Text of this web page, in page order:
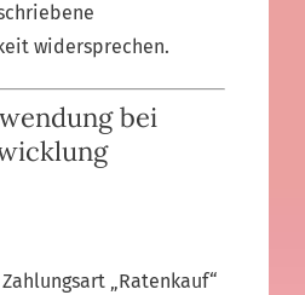
widersprechen.
bei
„Ratenkauf“